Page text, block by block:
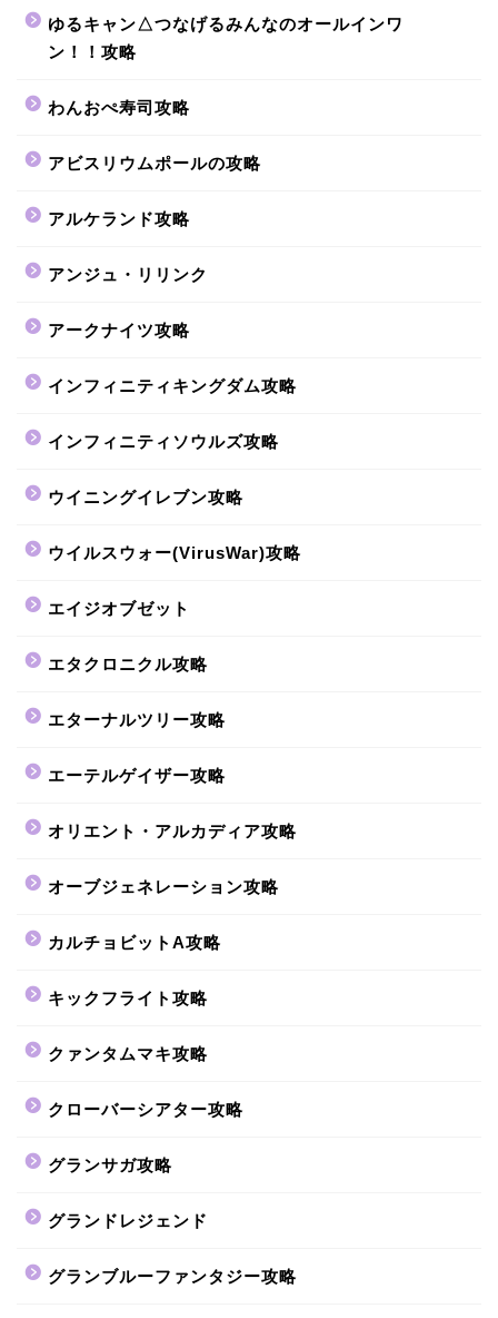
ゆるキャン△つなげるみんなのオールインワ
ン！！攻略
わんおぺ寿司攻略
アビスリウムポールの攻略
アルケランド攻略
アンジュ・リリンク
アークナイツ攻略
インフィニティキングダム攻略
インフィニティソウルズ攻略
ウイニングイレブン攻略
ウイルスウォー(VirusWar)攻略
エイジオブゼット
エタクロニクル攻略
エターナルツリー攻略
エーテルゲイザー攻略
オリエント・アルカディア攻略
オーブジェネレーション攻略
カルチョビットA攻略
キックフライト攻略
クァンタムマキ攻略
クローバーシアター攻略
グランサガ攻略
グランドレジェンド
グランブルーファンタジー攻略